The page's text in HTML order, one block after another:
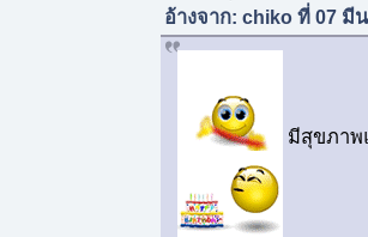
อ้างจาก: chiko ที่ 07 มี
มีสุขภาพ